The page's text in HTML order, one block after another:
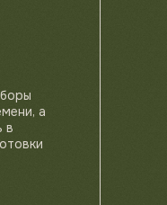
а
в